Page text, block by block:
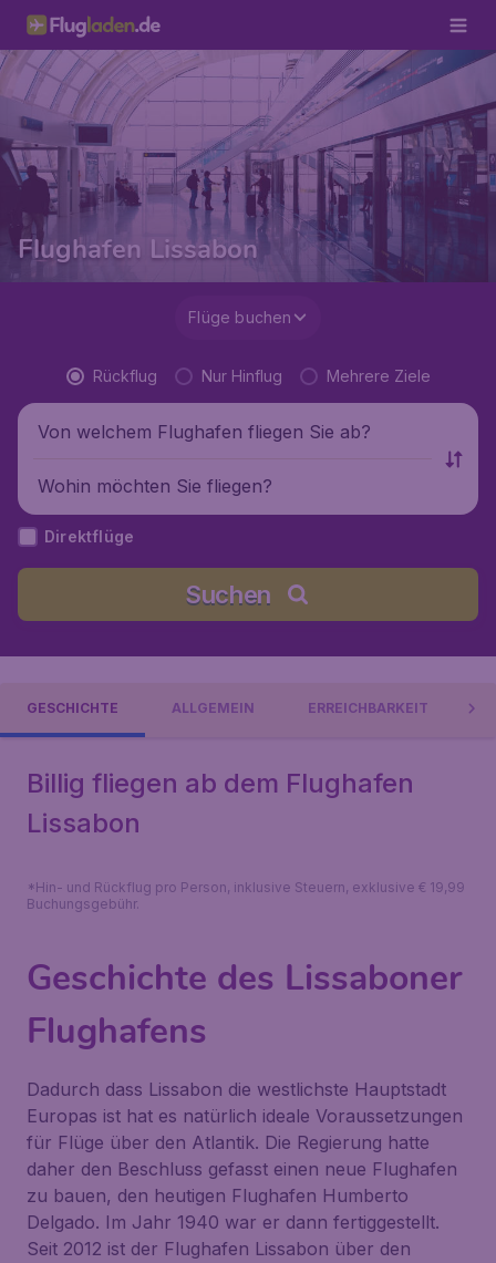
Flughafen Lissabon
Flüge buchen
Rückflug Nur Hinflug Mehrere Ziele
Von welchem Flughafen fliegen Sie ab?
Wohin möchten Sie fliegen?
Direktflüge
Suchen
GESCHICHTE ALLGEMEIN ERREICHBARKEIT
Billig fliegen ab dem Flughafen
Lissabon
*Hin- und Rückflug pro Person, inklusive Steuern, exklusive € 19,99
Buchungsgebühr.
Geschichte des Lissaboner
Flughafens
Dadurch dass Lissabon die westlichste Hauptstadt
Europas ist hat es natürlich ideale Voraussetzungen
für Flüge über den Atlantik. Die Regierung hatte
daher den Beschluss gefasst einen neue Flughafen
zu bauen, den heutigen Flughafen Humberto
Delgado. Im Jahr 1940 war er dann fertiggestellt.
Seit 2012 ist der Flughafen Lissabon über den